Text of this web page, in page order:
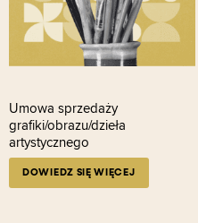
Umowa sprzedaży
grafiki/obrazu/dzieła
artystycznego
DOWIEDZ SIĘ WIĘCEJ